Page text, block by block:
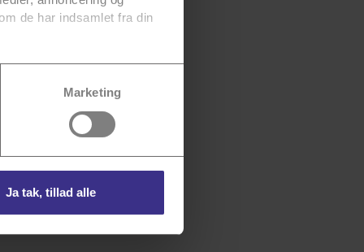
de har indsamlet fra din
persondatapolitik
Marketing
Ja tak, tillad alle